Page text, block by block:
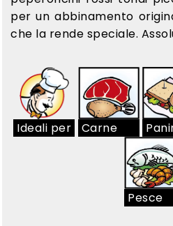
per un abbinamento
che la rende speciale.
Ideali per Carne
Pesce